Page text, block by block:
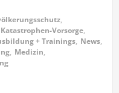
,
Katastrophen-Vorsorge,
+ Trainings, News,
, Medizin,